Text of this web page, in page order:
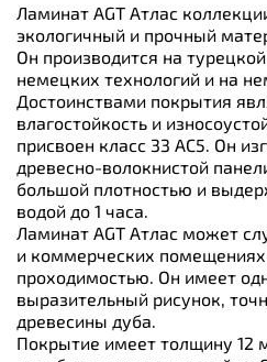
Ламинат AGT Атлас
экологичный и прочный
Он производится на
немецких технологий и на
Достоинствами покрытия
влагостойкость и
присвоен класс 33 АС5. Он
древесно-волокнистой
большой плотностью и
водой до 1 часа.
Ламинат AGT Атлас может
и коммерческих
проходимостью. Он имеет
выразительный рисунок,
древесины дуба.
Покрытие имеет толщину 12